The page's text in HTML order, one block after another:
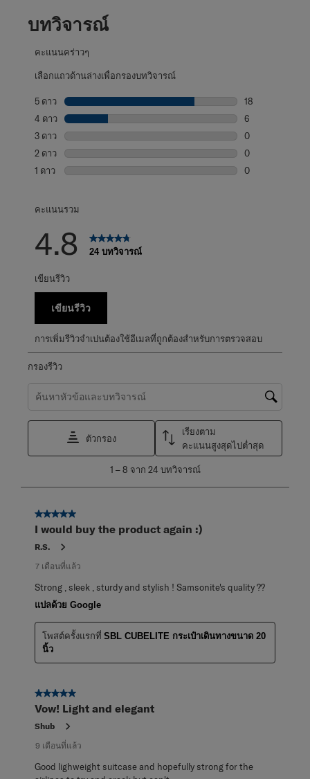
บทวิจารณ์
คะแนนคร่าวๆ
เลือกแถวด้านล่างเพื่อกรองบทวิจารณ์
5 ดาว ดาว
18
บทวิจารณ์18 บท
4 ดาว ดาว
6
บทวิจารณ์6 บท
3 ดาว ดาว
0
บทวิจารณ์0 บท
2 ดาว ดาว
0
บทวิจารณ์0 บท
1 ดาว ดาว
0
คะแนนรวม
4.8 24 บทวิจารณ์
เขียนรีวิว
เขียนรีวิว
การเพิ่มรีวิวจำเปนต้องใช้อีเมลที่ถูกต้องสำหรับการตรวจสอบ
กรองรีวิว
ค้นหาหัวข้อและตรวจสอบภูมิภาคการค้นหา
ตัวกรอง
เรียงตาม
คะแนนสูงสุดไปต่ำสุด
8
วิจารณ์
1 – 8 จาก 24 บทวิจารณ์
5 จาก 5 ดาว
I would buy the product again :)
R.S.
7 เดือนที่แล้ว
Strong , sleek , sturdy and stylish ! Samsonite's quality ??
แปลด้วย Google
โพสต์ครั้งแรกที่ SBL CUBELITE กระเป๋าเดินทางขนาด 20
นิ้ว
5 จาก 5 ดาว
Vow! Light and elegant
Shub
9 เดือนที่แล้ว
Good lighweight suitcase and hopefully strong for the